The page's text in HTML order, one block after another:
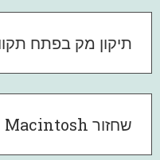
תיקון מק בפתח
שחזור Macintosh